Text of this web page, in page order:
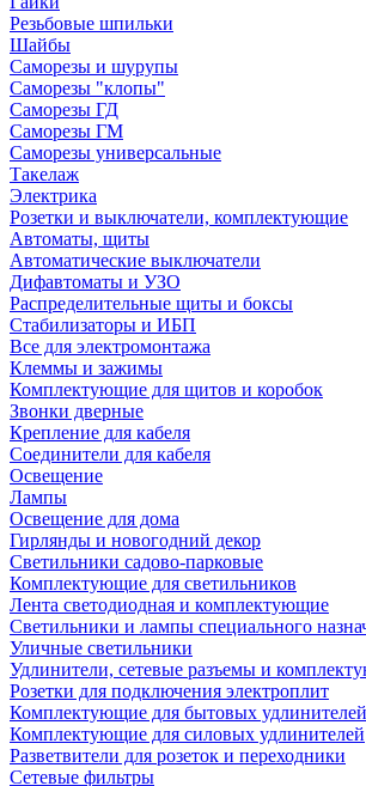
Резьбовые шпильки
Шайбы
Саморезы и шурупы
Саморезы "клопы"
Саморезы ГД
Саморезы ГМ
Саморезы универсальные
Такелаж
Электрика
Розетки и выключатели, комплектующие
Автоматы, щиты
Автоматические выключатели
Дифавтоматы и УЗО
Распределительные щиты и боксы
Стабилизаторы и ИБП
Все для электромонтажа
Клеммы и зажимы
Комплектующие для щитов и коробок
Звонки дверные
Крепление для кабеля
Соединители для кабеля
Освещение
Лампы
Освещение для дома
Гирлянды и новогодний декор
Светильники садово-парковые
Комплектующие для светильников
Лента светодиодная и комплектующие
Светильники и лампы специального
Уличные светильники
Удлинители, сетевые разъемы и
Розетки для подключения электроплит
Комплектующие для бытовых удлинителей
Комплектующие для силовых удлинителей
Разветвители для розеток и переходники
Сетевые фильтры